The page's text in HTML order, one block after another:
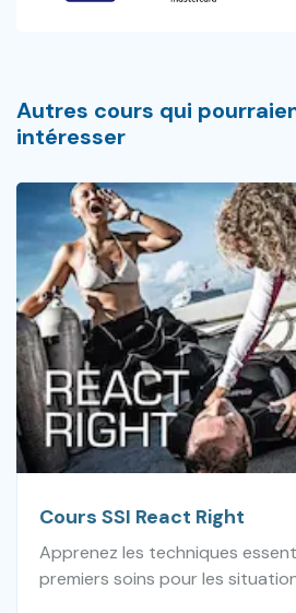
Autres cours qui
intéresser
Cours SSI React Right
Apprenez les techniques
premiers soins pour les